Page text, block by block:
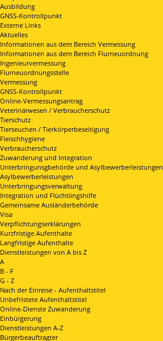
Ausbildung
GNSS-Kontrollpunkt
Externe Links
Aktuelles
Informationen aus dem Bereich Vermessung
Informationen aus dem Bereich Flurneuordnung
Ingenieurvermessung
Flurneuordnungsstelle
Vermessung
GNSS-Kontrollpunkt
Online-Vermessungsantrag
Veterinärwesen / Verbraucherschutz
Tierschutz
Tierseuchen / Tierkörperbeseitigung
Fleischhygiene
Verbraucherschutz
Zuwanderung und Integration
Unterbringunsgbehörde und Asylbewerberleistungen
Asylbewerberleistungen
Unterbringungsverwaltung
Integration und Flüchtlingshilfe
Gemeinsame Ausländerbehörde
Visa
Verpflichtungserklärungen
Kurzfristige Aufenthalte
Langfristige Aufenthalte
Dienstleistungen von A bis Z
A
B - F
G - Z
Nach der Einreise - Aufenthaltstitel
Unbefristete Aufenthaltstitel
Online-Dienste Zuwanderung
Einbürgerung
Dienstleistungen A-Z
Bürgerbeauftragter